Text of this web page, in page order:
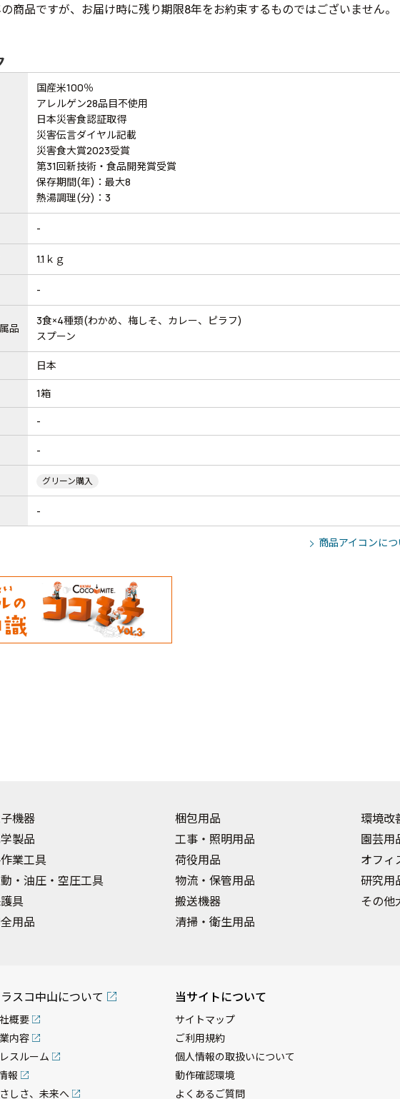
商品ですが、お届け時に残り期限8年をお約束するものではございません。
国産米100％
アレルゲン28品目不使用
日本災害食認証取得
災害伝言ダイヤル記載
災害食大賞2023受賞
第31回新技術・食品開発賞受賞
保存期間(年)：最大8
熱湯調理(分)：3
-
1.1ｋｇ
-
品
3食×4種類(わかめ、梅しそ、カレー、ピラフ)
スプーン
日本
1箱
-
-
グリーン購入
-
商品アイコンにつ
機器
製品
業工具
・油圧・空圧工具
具
用品
梱包用品
工事・照明用品
荷役用品
物流・保管用品
搬送機器
清掃・衛生用品
環境改
園芸用
オフィ
研究用
その他
ラスコ中山について
概要
内容
スルーム
報
しさ、未来へ
当サイトについて
サイトマップ
ご利用規約
個人情報の取扱いについて
動作確認環境
よくあるご質問